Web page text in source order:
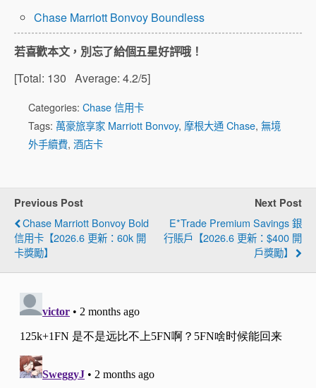
Chase Marriott Bonvoy Boundless
若喜歡本文，別忘了給個五星好評哦！
[Total: 130 Average: 4.2/5]
Categories: Chase 信用卡
Tags: 萬豪旅享家 Marriott Bonvoy, 摩根大通 Chase, 無境
外手續費, 酒店卡
Previous Post
Chase Marriott Bonvoy Bold
信用卡【2026.6 更新：60k 開
卡獎勵】
Next Post
E*Trade Premium Savings 銀
行賬戶【2026.6 更新：$400 開
戶獎勵】